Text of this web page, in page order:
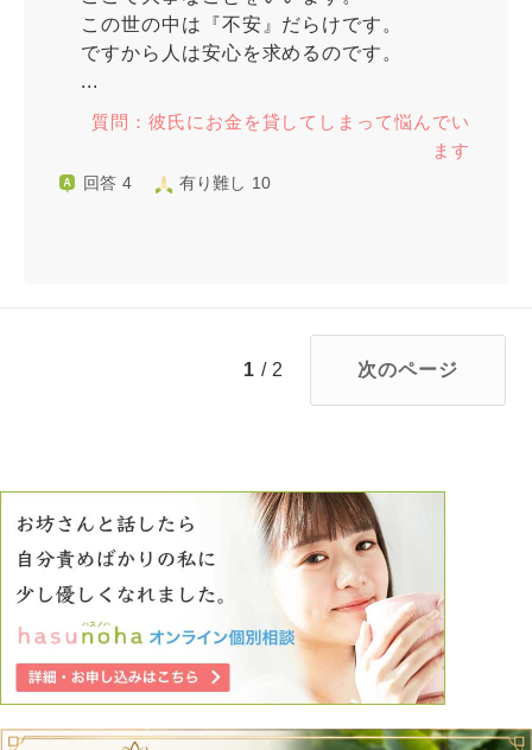
この世の中は『不安』だらけです。
ですから人は安心を求めるのです。
...
質問：彼氏にお金を貸してしまって悩んでい
ます
回答 4 有り難し 10
1 / 2 次のページ